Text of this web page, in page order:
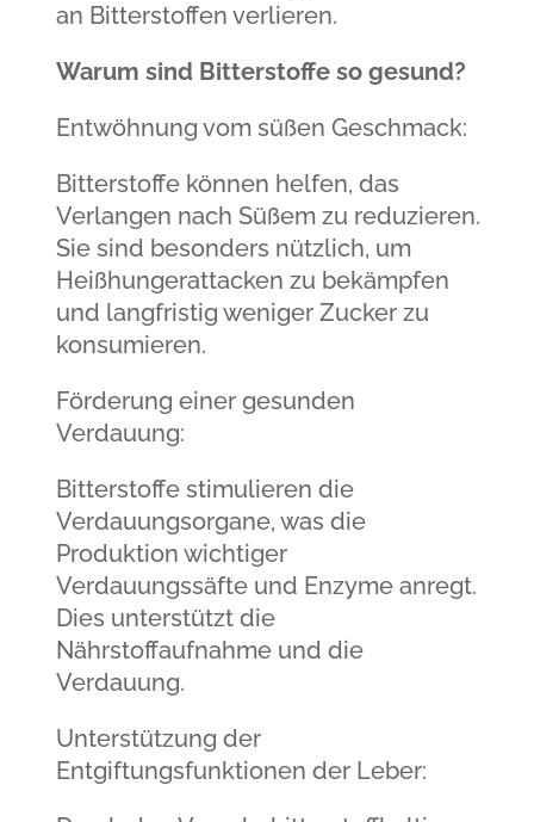
an Bitterstoffen verlieren.
Warum sind Bitterstoffe so gesund?
Entwöhnung vom süßen Geschmack:
Bitterstoffe können helfen, das
Verlangen nach Süßem zu reduzieren.
Sie sind besonders nützlich, um
Heißhungerattacken zu bekämpfen
und langfristig weniger Zucker zu
konsumieren.
Förderung einer gesunden
Verdauung:
Bitterstoffe stimulieren die
Verdauungsorgane, was die
Produktion wichtiger
Verdauungssäfte und Enzyme anregt.
Dies unterstützt die
Nährstoffaufnahme und die
Verdauung.
Unterstützung der
Entgiftungsfunktionen der Leber: